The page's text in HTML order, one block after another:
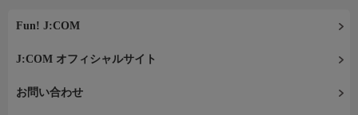
Fun! J:COM
J:COM オフィシャルサイト
お問い合わせ